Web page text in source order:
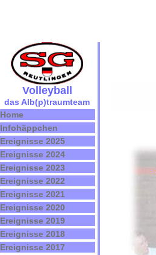
Volleyball
das Alb(p)traumteam
Home
Infohäppchen
Ereignisse 2025
Ereignisse 2024
Ereignisse 2023
Ereignisse 2022
Ereignisse 2021
Ereignisse 2020
Ereignisse 2019
Ereignisse 2018
Ereignisse 2017